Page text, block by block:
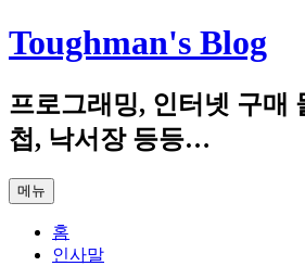
컨
텐
로
건
너
기
Toughman's Blog
프로그래밍, 인터넷 구매
첩, 낙서장 등등…
메뉴
홈
인사말